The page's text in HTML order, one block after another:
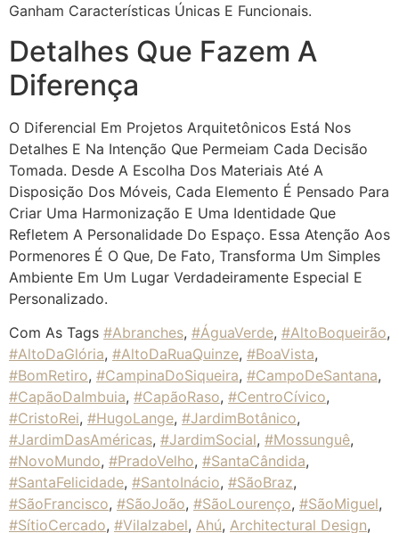
Ganham Características Únicas E Funcionais.
Detalhes Que Fazem A
Diferença
O Diferencial Em Projetos Arquitetônicos Está Nos
Detalhes E Na Intenção Que Permeiam Cada Decisão
Tomada. Desde A Escolha Dos Materiais Até A
Disposição Dos Móveis, Cada Elemento É Pensado Para
Criar Uma Harmonização E Uma Identidade Que
Refletem A Personalidade Do Espaço. Essa Atenção Aos
Pormenores É O Que, De Fato, Transforma Um Simples
Ambiente Em Um Lugar Verdadeiramente Especial E
Personalizado.
Com As Tags #Abranches, #ÁguaVerde, #AltoBoqueirão,
#AltoDaGlória, #AltoDaRuaQuinze, #BoaVista,
#BomRetiro, #CampinaDoSiqueira, #CampoDeSantana,
#CapãoDaImbuia, #CapãoRaso, #CentroCívico,
#CristoRei, #HugoLange, #JardimBotânico,
#JardimDasAméricas, #JardimSocial, #Mossunguê,
#NovoMundo, #PradoVelho, #SantaCândida,
#SantaFelicidade, #SantoInácio, #SãoBraz,
#SãoFrancisco, #SãoJoão, #SãoLourenço, #SãoMiguel,
#SítioCercado, #VilaIzabel, Ahú, Architectural Design,